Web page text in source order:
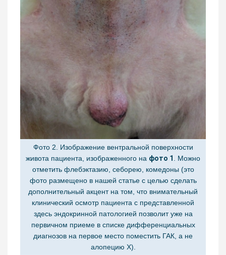
Фото 2. Изображение вентральной поверхности
живота пациента, изображенного на фото 1
. Можно
отметить флебэктазию, себорею, комедоны (это
фото размещено в нашей статье с целью сделать
дополнительный акцент на том, что внимательный
клинический осмотр пациента с представленной
здесь эндокринной патологией позволит уже на
первичном приеме в списке дифференциальных
диагнозов на первое место поместить ГАК, а не
алопецию Х).